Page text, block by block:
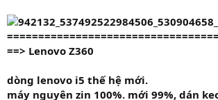
==> Lenovo Z360
dòng lenovo i5 thế hệ mới.
máy nguyên zin 100%. mới 99%, dán